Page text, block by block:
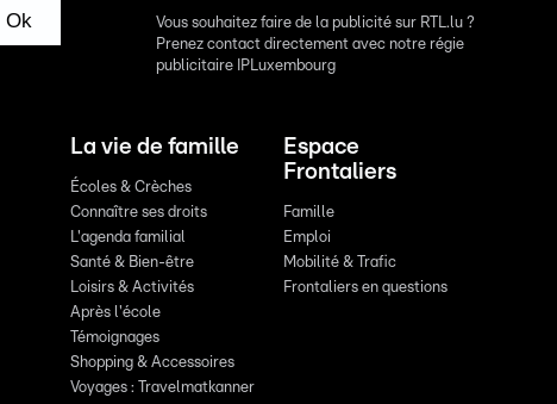
Ok
Vous souhaitez faire de la publicité sur RTL.lu ?
Prenez contact directement avec notre régie
publicitaire IPLuxembourg
La vie de famille
Écoles & Crèches
Connaître ses droits
L'agenda familial
Santé & Bien-être
Loisirs & Activités
Après l'école
Témoignages
Shopping & Accessoires
Voyages : Travelmatkanner
Espace
Frontaliers
Famille
Emploi
Mobilité & Trafic
Frontaliers en questions